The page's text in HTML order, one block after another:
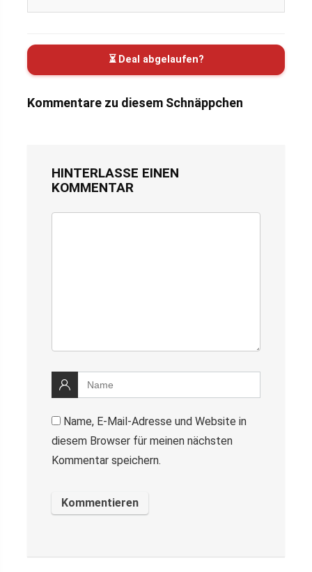
⏳ Deal abgelaufen?
Kommentare zu diesem Schnäppchen
HINTERLASSE EINEN
KOMMENTAR
Name, E-Mail-Adresse und Website in
diesem Browser für meinen nächsten
Kommentar speichern.